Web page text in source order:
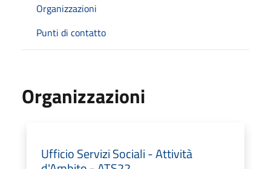
Organizzazioni
Punti di contatto
Organizzazioni
Ufficio Servizi Sociali - Attività